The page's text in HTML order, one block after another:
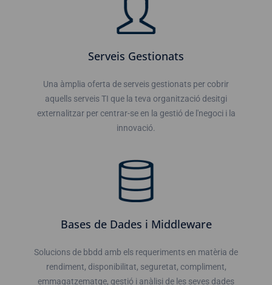
Serveis Gestionats
Una àmplia oferta de serveis gestionats per cobrir
aquells serveis TI que la teva organització desitgi
externalitzar per centrar-se en la gestió de l'negoci i la
innovació.
Bases de Dades i Middleware
Solucions de bbdd amb els requeriments en matèria de
rendiment, disponibilitat, seguretat, compliment,
emmagatzematge, gestió i anàlisi de les seves dades